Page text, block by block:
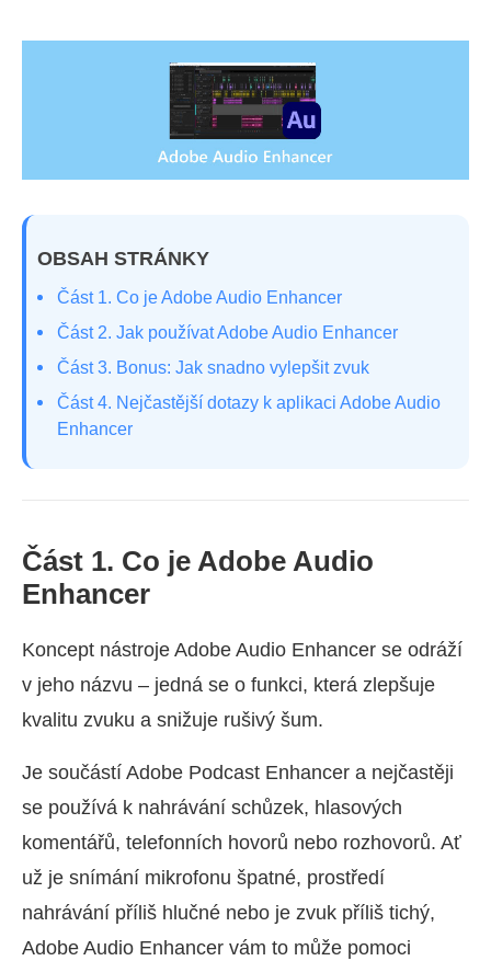
OBSAH STRÁNKY
Část 1. Co je Adobe Audio Enhancer
Část 2. Jak používat Adobe Audio Enhancer
Část 3. Bonus: Jak snadno vylepšit zvuk
Část 4. Nejčastější dotazy k aplikaci Adobe Audio
Enhancer
Část 1. Co je Adobe Audio
Enhancer
Koncept nástroje Adobe Audio Enhancer se odráží
v jeho názvu – jedná se o funkci, která zlepšuje
kvalitu zvuku a snižuje rušivý šum.
Je součástí Adobe Podcast Enhancer a nejčastěji
se používá k nahrávání schůzek, hlasových
komentářů, telefonních hovorů nebo rozhovorů. Ať
už je snímání mikrofonu špatné, prostředí
nahrávání příliš hlučné nebo je zvuk příliš tichý,
Adobe Audio Enhancer vám to může pomoci